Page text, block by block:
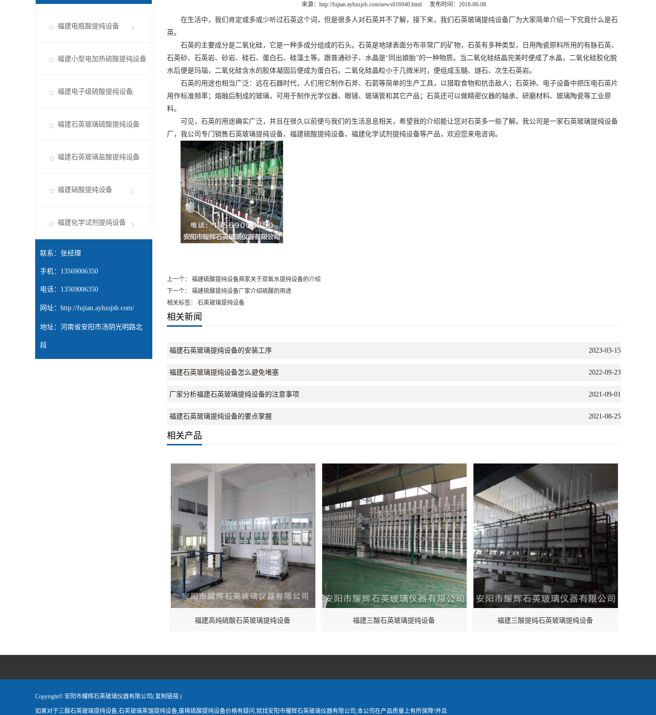
福建电瓶酸提纯设备
福建小型电加热硫酸提纯设备
福建电子级硫酸提纯设备
福建石英玻璃硫酸提纯设备
福建石英玻璃盐酸提纯设备
福建硝酸提纯设备
福建化学试剂提纯设备
联系：张经理
手机：13569006350
电话：13569006350
网址： http://fujian.ayhxsjsb.com/
地址：河南省安阳市汤阴光明路北
段
来源： http://fujian.ayhxsjsb.com/news616940.html 发布时间：2018-06-08
在生活中，我们肯定或多或少听过石英这个词，但是很多人对石英并不了解，接下来，我们石英玻璃提纯设备厂为大家简单介绍一下究竟什么是石
英。
石英的主要成分是二氧化硅，它是一种多成分组成的石头。石英是地球表面分布非常广的矿物，石英有多种类型，日用陶瓷原料所用的有脉石英、
石英砂、石英岩、砂岩、硅石、蛋白石、硅藻土等。跟普通砂子、水晶是“同出娘胎”的一种物质。当二氧化硅结晶完美时便成了水晶，二氧化硅胶化脱
水后便是玛瑙，二氧化硅含水的胶体凝固后便成为蛋白石。二氧化硅晶粒小于几微米时，便组成玉髓、燧石、次生石英岩。
石英的用途也相当广泛：远在石器时代，人们用它制作石斧、石箭等简单的生产工具，以猎取食物和抗击敌人；石英钟、电子设备中把压电石英片
用作标准频率；熔融后制成的玻璃，可用于制作光学仪器、眼镜、玻璃管和其它产品；石英还可以做精密仪器的轴承、研磨材料、玻璃陶瓷等工业原
料。
可见，石英的用途确实广泛，并且在很久以前便与我们的生活息息相关，希望我的介绍能让您对石英多一些了解。我公司是一家石英玻璃提纯设备
厂，我公司专门销售石英玻璃提纯设备、 福建硫酸提纯设备、 福建化学试剂提纯设备等产品，欢迎您来电咨询。
上一个：
福建硫酸提纯设备商家关于双氧水提纯设备的介绍
下一个：
福建硫酸提纯设备厂家介绍硫酸的用途
相关标签： 石英玻璃提纯设备
相关新闻
福建石英玻璃提纯设备的安装工序 2023-03-15
福建石英玻璃提纯设备怎么避免堵塞 2022-09-23
厂家分析福建石英玻璃提纯设备的注意事项 2021-09-01
福建石英玻璃提纯设备的要点掌握 2021-08-25
相关产品
福建高纯硫酸石英玻璃提纯设备 福建三酸石英玻璃提纯设备 福建三酸提纯石英玻璃提纯设备
Copyright© 安阳市耀辉石英玻璃仪器有限公司(复制链接)
如果对于三酸石英玻璃提纯设备,石英玻璃蒸馏提纯设备,废稀硫酸提纯设备价格有疑问,就找安阳市耀辉石英玻璃仪器有限公司,本公司在产品质量上有所保障!并且